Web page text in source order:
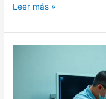
DIM
Imágenes
y
Leer más »